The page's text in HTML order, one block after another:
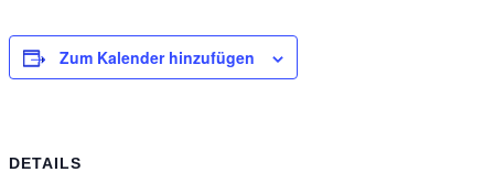
Zum Kalender hinzufügen
DETAILS